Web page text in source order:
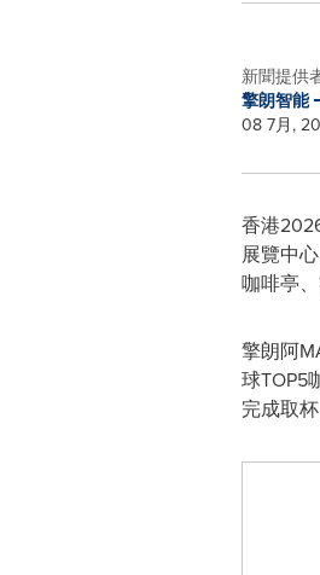
新聞提供
擎朗智能
08 7月,
香港
展覽中
咖啡亭
擎朗阿
球TOP5
完成取